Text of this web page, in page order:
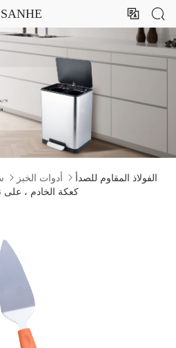
SANHE  
 أدوات الخبز  الفولاذ المقاوم للصدأ
كعكة الخادم ،